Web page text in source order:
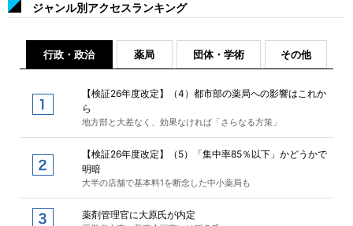
ジャンル別アクセスランキング
行政・政治 薬局 団体・学術 その他
【検証26年度改定】（4）都市部の薬局への影響はこれか
ら
地方部と大差なく、効果なければ「さらなる方策」
【検証26年度改定】（5）「集中率85％以下」かどうかで
明暗
大半の店舗で基本料1を断念した中小薬局も
薬剤管理官に大原氏が内定